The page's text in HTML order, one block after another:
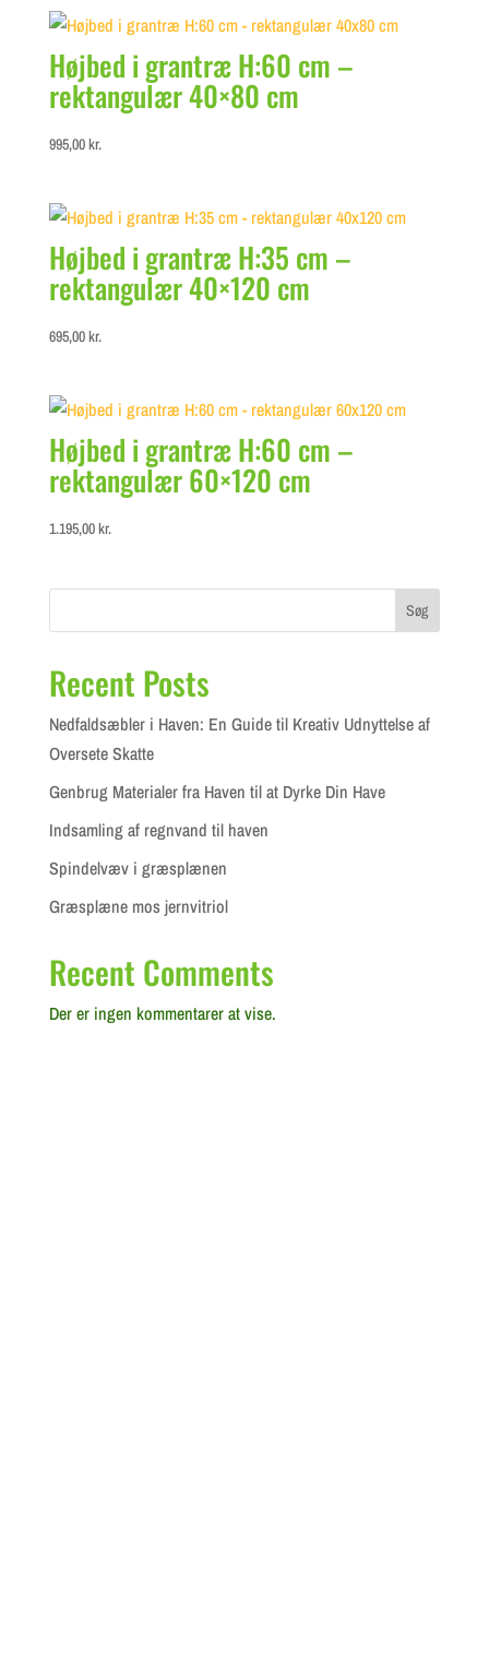
Højbed i grantræ H:60 cm –
rektangulær 40×80 cm
995,00kr.
Højbed i grantræ H:35 cm –
rektangulær 40×120 cm
695,00kr.
Højbed i grantræ H:60 cm –
rektangulær 60×120 cm
1.195,00kr.
Søg
Recent Posts
Nedfaldsæbler i Haven: En Guide til Kreativ Udnyttelse af
Oversete Skatte
Genbrug Materialer fra Haven til at Dyrke Din Have
Indsamling af regnvand til haven
Spindelvæv i græsplænen
Græsplæne mos jernvitriol
Recent Comments
Der er ingen kommentarer at vise.